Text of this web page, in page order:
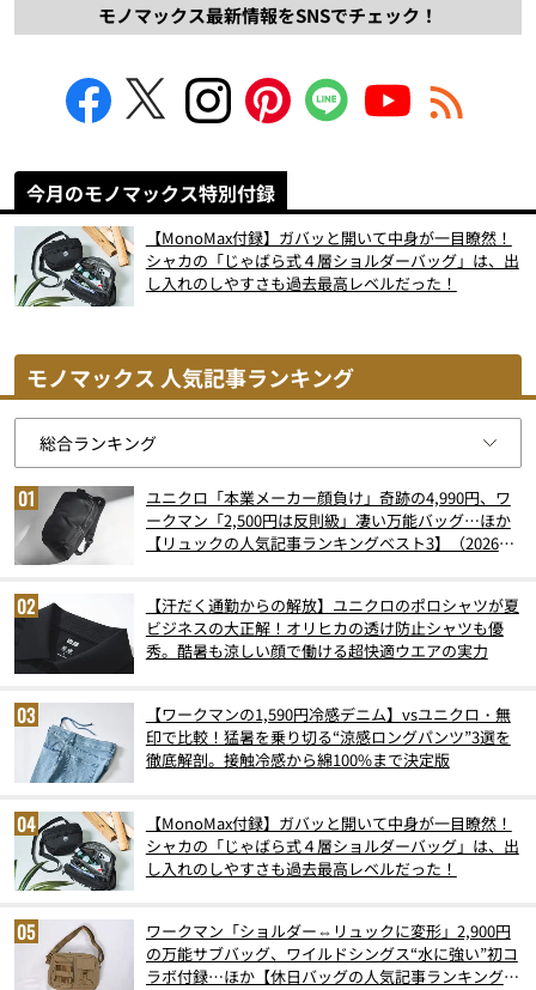
モノマックス最新情報をSNSでチェック！
今月のモノマックス特別付録
【MonoMax付録】ガバッと開いて中身が一目瞭然！
シャカの「じゃばら式４層ショルダーバッグ」は、出
し入れのしやすさも過去最高レベルだった！
モノマックス 人気記事ランキング
ユニクロ「本業メーカー顔負け」奇跡の4,990円、ワ
ークマン「2,500円は反則級」凄い万能バッグ…ほか
【リュックの人気記事ランキングベスト3】（2026年
【汗だく通勤からの解放】ユニクロのポロシャツが夏
ビジネスの大正解！オリヒカの透け防止シャツも優
秀。酷暑も涼しい顔で働ける超快適ウエアの実力
【ワークマンの1,590円冷感デニム】vsユニクロ・無
印で比較！猛暑を乗り切る“涼感ロングパンツ”3選を
徹底解剖。接触冷感から綿100%まで決定版
【MonoMax付録】ガバッと開いて中身が一目瞭然！
シャカの「じゃばら式４層ショルダーバッグ」は、出
し入れのしやすさも過去最高レベルだった！
ワークマン「ショルダー⇔リュックに変形」2,900円
の万能サブバッグ、ワイルドシングス“水に強い”初コ
ラボ付録…ほか【休日バッグの人気記事ランキングベ